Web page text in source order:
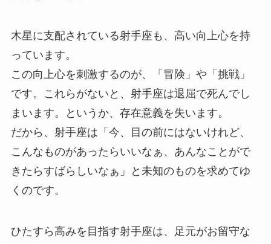
木星に支配されている射手座も、高い向上心を持
っています。
この向上心を刺激するのが、「冒険」や「挑戦」
です。これらがないと、射手座は退屈で死んでし
まいます。というか、存在意義を失います。
だから、射手座は「今、目の前にはないけれど、
こんなものがあったらいいなぁ、あんなことがで
きたらすばらしいなぁ」と未知のものを求めてゆ
くのです。
ひたすら高みを目指す射手座は、足元がお留守な